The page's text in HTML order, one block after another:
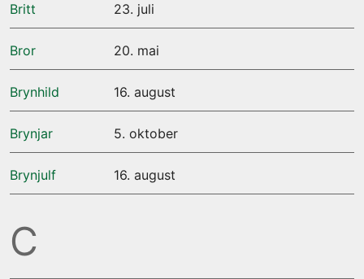
Britt 23. juli
Bror 20. mai
Brynhild 16. august
Brynjar 5. oktober
Brynjulf 16. august
C